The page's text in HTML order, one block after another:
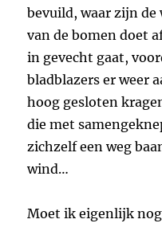
bevuild, waar zijn
van de bomen doet
in gevecht gaat,
bladblazers er weer
hoog gesloten
die met
zichzelf een weg
wind…
Moet ik eigenlijk